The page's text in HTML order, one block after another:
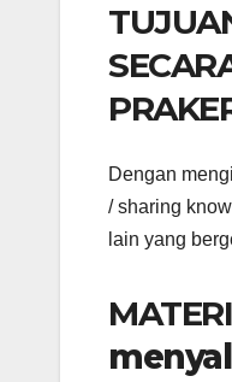
Dengan
/ sharing
lain yang
MATERI